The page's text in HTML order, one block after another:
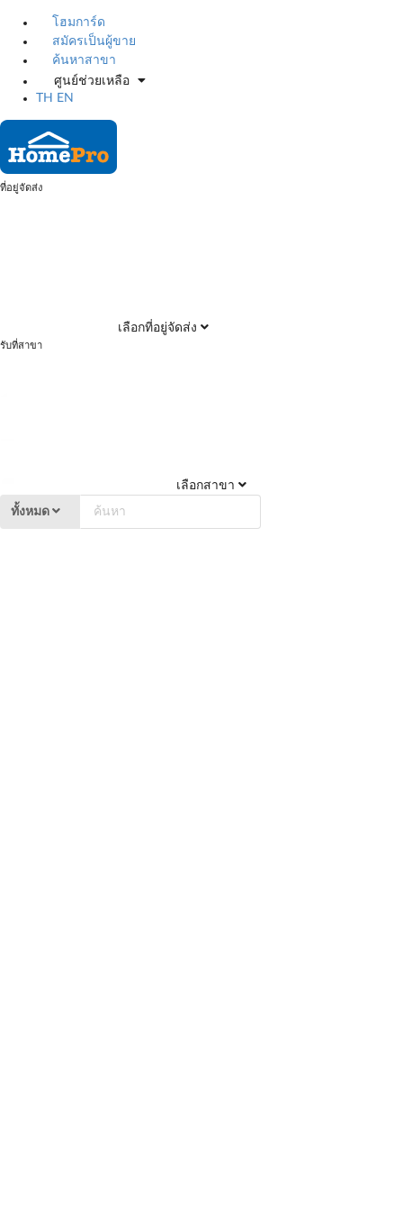
โฮมการ์ด
สมัครเป็นผู้ขาย
ค้นหาสาขา
ศูนย์ช่วยเหลือ
TH
EN
ที่อยู่จัดส่ง
เลือกที่อยู่จัดส่ง
รับที่สาขา
เลือกสาขา
ทั้งหมด